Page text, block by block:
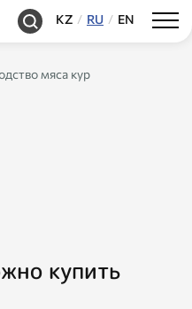
KZ RU EN
мяса кур
купить